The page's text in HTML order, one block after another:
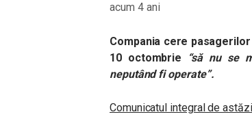
acum 4 ani
Compania cere
10 octombrie
“să nu se
neputând fi operate”.
Comunicatul integral de